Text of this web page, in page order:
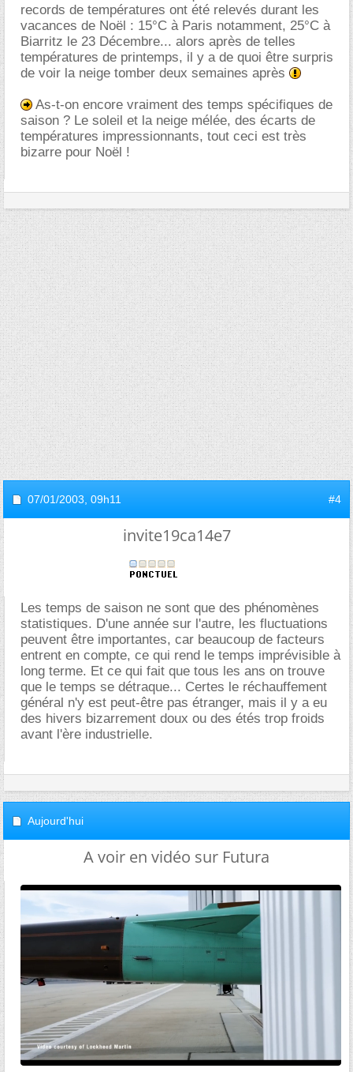
records de températures ont été relevés durant les
vacances de Noël : 15°C à Paris notamment, 25°C à
Biarritz le 23 Décembre... alors après de telles
températures de printemps, il y a de quoi être surpris
de voir la neige tomber deux semaines après
As-t-on encore vraiment des temps spécifiques de
saison ? Le soleil et la neige mélée, des écarts de
températures impressionnants, tout ceci est très
bizarre pour Noël !
07/01/2003, 09h11 #4
invite19ca14e7
Les temps de saison ne sont que des phénomènes
statistiques. D'une année sur l'autre, les fluctuations
peuvent être importantes, car beaucoup de facteurs
entrent en compte, ce qui rend le temps imprévisible à
long terme. Et ce qui fait que tous les ans on trouve
que le temps se détraque... Certes le réchauffement
général n'y est peut-être pas étranger, mais il y a eu
des hivers bizarrement doux ou des étés trop froids
avant l'ère industrielle.
Aujourd'hui
A voir en vidéo sur Futura